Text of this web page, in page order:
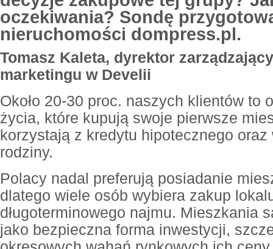
oczekiwania? Sondę
nieruchomości dompress.pl.
Tomasz Kaleta, dyrektor
marketingu w Develii
Około 20-30 proc. naszych klientów to
życia, które kupują swoje pierwsze
korzystają z kredytu hipotecznego
rodziny.
Polacy nadal preferują posiadanie
dlatego wiele osób wybiera zakup
długoterminowego najmu. Mieszkania
jako bezpieczna forma inwestycji,